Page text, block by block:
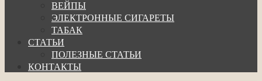
ВЕЙПЫ
ЭЛЕКТРОННЫЕ СИГАРЕТЫ
ТАБАК
СТАТЬИ
ПОЛЕЗНЫЕ СТАТЬИ
КОНТАКТЫ